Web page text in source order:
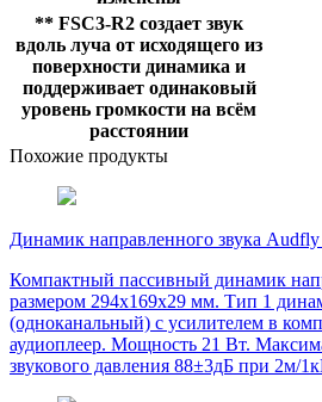
** FSC3-R2 создает звук
вдоль луча от исходящего из
поверхности динамика и
поддерживает одинаковый
уровень громкости на всём
расстоянии
Похожие продукты
Динамик направленного звука
Компактный пассивный динамик
размером 294x169x29 мм. Тип 1
(одноканальный) с усилителем в
аудиоплеер. Мощность 21 Вт.
звукового давления 88±3дБ при 2м/